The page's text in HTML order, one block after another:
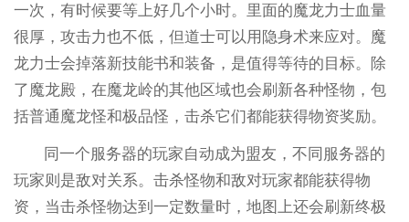
一次，有时候要等上好几个小时。里面的魔龙力士血量
很厚，攻击力也不低，但道士可以用隐身术来应对。魔
龙力士会掉落新技能书和装备，是值得等待的目标。除
了魔龙殿，在魔龙岭的其他区域也会刷新各种怪物，包
括普通魔龙怪和极品怪，击杀它们都能获得物资奖励。
同一个服务器的玩家自动成为盟友，不同服务器的
玩家则是敌对关系。击杀怪物和敌对玩家都能获得物
资，当击杀怪物达到一定数量时，地图上还会刷新终极